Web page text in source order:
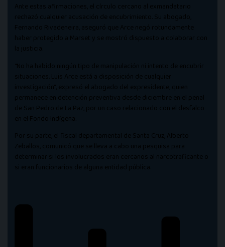
Ante estas afirmaciones, el círculo cercano al exmandatario
rechazó cualquier acusación de encubrimiento. Su abogado,
Fernando Rivadeneira, aseguró que Arce negó rotundamente
haber protegido a Marset y se mostró dispuesto a colaborar con
la justicia.
“No ha habido ningún tipo de manipulación ni intento de encubrir
situaciones. Luis Arce está a disposición de cualquier
investigación”, expresó el abogado del expresidente, quien
permanece en detención preventiva desde diciembre en el penal
de San Pedro de La Paz, por un caso relacionado con el desfalco
en el Fondo Indígena.
Por su parte, el fiscal departamental de Santa Cruz, Alberto
Zeballos, comunicó que se lleva a cabo una pesquisa para
determinar si los involucrados eran cercanos al narcotraficante o
si eran funcionarios de alguna entidad pública.